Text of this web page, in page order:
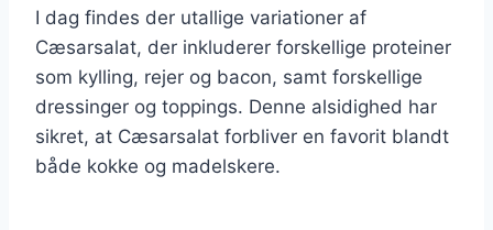
I dag findes der utallige variationer af
Cæsarsalat, der inkluderer forskellige proteiner
som kylling, rejer og bacon, samt forskellige
dressinger og toppings. Denne alsidighed har
sikret, at Cæsarsalat forbliver en favorit blandt
både kokke og madelskere.